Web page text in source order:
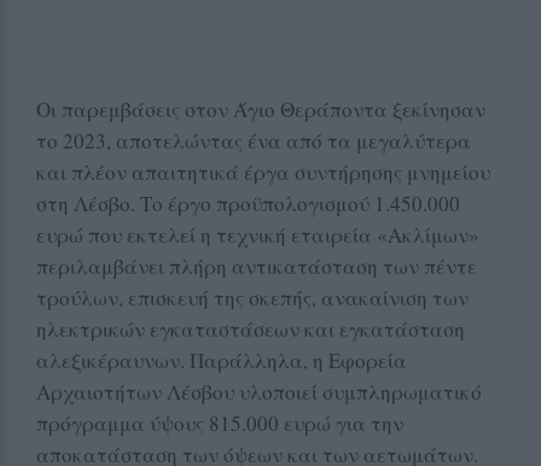
Οι παρεμβάσεις στον Άγιο Θεράποντα ξεκίνησαν
το 2023, αποτελώντας ένα από τα μεγαλύτερα
και πλέον απαιτητικά έργα συντήρησης μνημείου
στη Λέσβο. Το έργο προϋπολογισμού 1.450.000
ευρώ που εκτελεί η τεχνική εταιρεία «Ακλίμων»
περιλαμβάνει πλήρη αντικατάσταση των πέντε
τρούλων, επισκευή της σκεπής, ανακαίνιση των
ηλεκτρικών εγκαταστάσεων και εγκατάσταση
αλεξικέραυνων. Παράλληλα, η Εφορεία
Αρχαιοτήτων Λέσβου υλοποιεί συμπληρωματικό
πρόγραμμα ύψους 815.000 ευρώ για την
αποκατάσταση των όψεων και των αετωμάτων.